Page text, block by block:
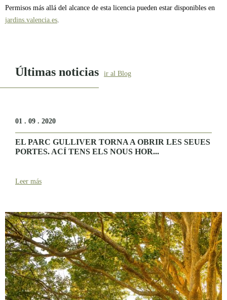
Permisos más allá del alcance de esta licencia pueden estar disponibles en
jardins.valencia.es
Últimas noticias ir al Blog
01 . 09 . 2020
EL PARC GULLIVER TORNA A OBRIR LES SEUES
PORTES. ACÍ TENS ELS NOUS HOR...
Leer más